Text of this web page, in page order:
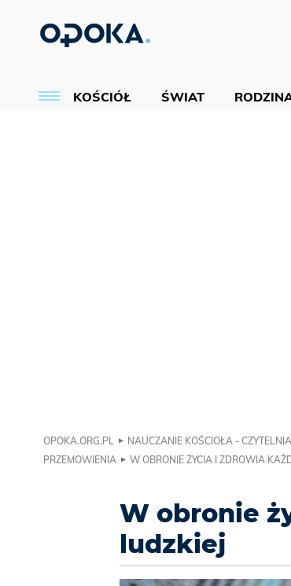
KOŚCIÓŁ ŚWIAT
OPOKA.ORG.PL NAUCZANIE KOŚCIOŁA -
PRZEMOWIENIA
W OBRONIE ŻYCIA I ZDROWIA
W obronie
ludzkiej